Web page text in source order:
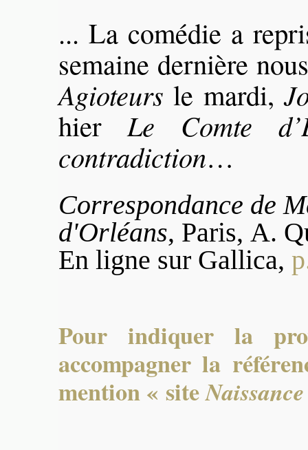
... La comédie a
semaine dernière
Agioteurs le mardi,
hierLe Comte
contradiction…
Correspondance de
d'Orléans, Paris, A.
En ligne sur Gallica,
Pour indiquer la
accompagner la
mention « site